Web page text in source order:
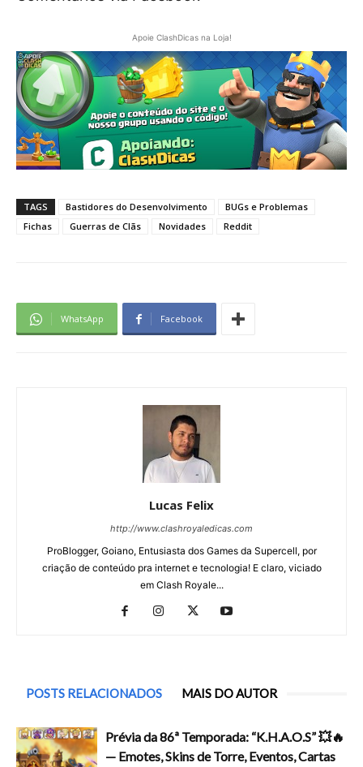
Apoie ClashDicas na Loja!
TAGS Bastidores do Desenvolvimento
BUGs e Problemas
Fichas
Guerras de Clãs Novidades Reddit
WhatsApp Facebook
Lucas Felix
http://www.clashroyaledicas.com
ProBlogger, Goiano, Entusiasta dos Games da Supercell, por
criação de conteúdo pra internet e tecnologia! E claro, viciado
em Clash Royale...
POSTS RELACIONADOS MAIS DO AUTOR
Prévia da 86ª Temporada: “K.H.A.O.S” 💥🔥
— Emotes, Skins de Torre, Eventos, Cartas